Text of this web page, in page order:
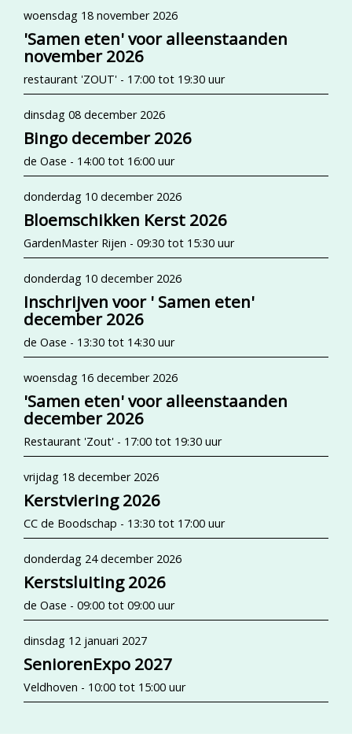
woensdag 18 november 2026
'Samen eten' voor alleenstaanden
november 2026
restaurant 'ZOUT' - 17:00 tot 19:30 uur
dinsdag 08 december 2026
Bingo december 2026
de Oase - 14:00 tot 16:00 uur
donderdag 10 december 2026
Bloemschikken Kerst 2026
GardenMaster Rijen - 09:30 tot 15:30 uur
donderdag 10 december 2026
Inschrijven voor ' Samen eten'
december 2026
de Oase - 13:30 tot 14:30 uur
woensdag 16 december 2026
'Samen eten' voor alleenstaanden
december 2026
Restaurant 'Zout' - 17:00 tot 19:30 uur
vrijdag 18 december 2026
Kerstviering 2026
CC de Boodschap - 13:30 tot 17:00 uur
donderdag 24 december 2026
Kerstsluiting 2026
de Oase - 09:00 tot 09:00 uur
dinsdag 12 januari 2027
SeniorenExpo 2027
Veldhoven - 10:00 tot 15:00 uur